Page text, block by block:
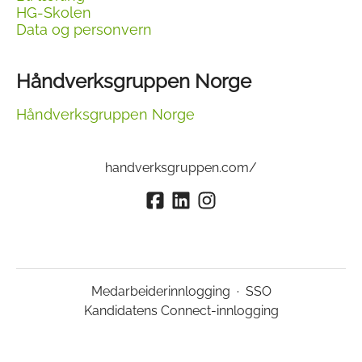
HG-Skolen
Data og personvern
Håndverksgruppen Norge
Håndverksgruppen Norge
handverksgruppen.com/
Medarbeiderinnlogging · SSO
Kandidatens Connect-innlogging